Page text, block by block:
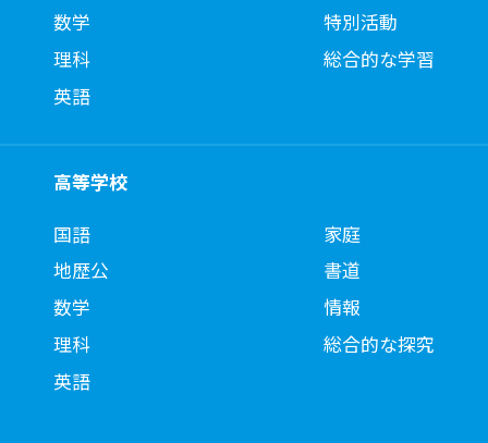
数学
理科
英語
特別活動
総合的な学習
高等学校
国語
地歴公
数学
理科
英語
家庭
書道
情報
総合的な探究